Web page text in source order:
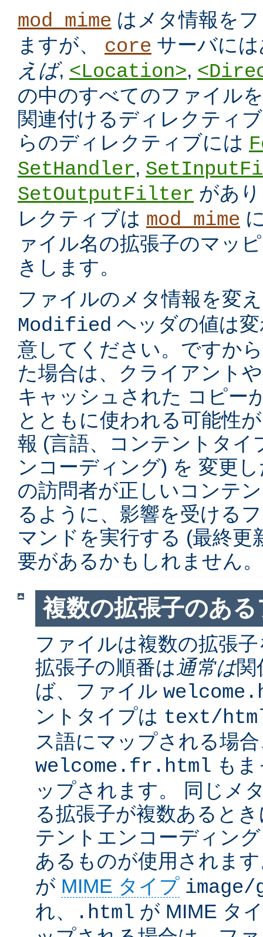
mod_mime はメタ情報を
ますが、 core サーバに
えば, <Location>,
の中のすべてのファイル
関連付けるディレクティ
らのディレクティブには
SetHandler,
SetOutputFilter があ
レクティブは mod_mime
ァイル名の拡張子のマッ
きします。
ファイルのメタ情報を変
Modified ヘッダの値は
意してください。ですか
た場合は、クライアント
キャッシュされた コピー
とともに使われる可能性
報 (言語、コンテントタイ
ンコーディング) を 変更
の訪問者が正しいコンテ
るように、影響を受ける
マンドを実行する (最終更
要があるかもしれません。
複数の拡張子のあ
ファイルは複数の拡張
拡張子の順番は 通常は関
ば、ファイル
ントタイプは text/
ス語にマップされる場
welcome.fr.html も
ップされます。 同じメ
る拡張子が複数あると
テントエンコーディン
あるものが使用されま
が MIME タイプ
れ、
.html が MIME タ